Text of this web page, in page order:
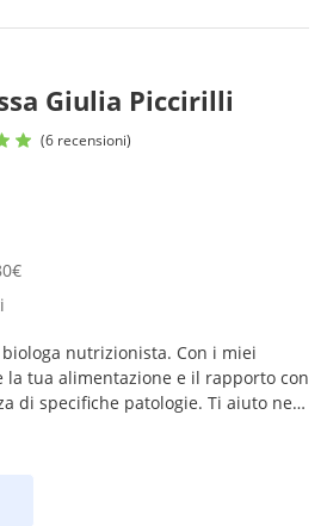
Giulia Piccirilli
(6 recensioni)
nutrizionista. Con i miei
tua alimentazione e il rapporto con
di specifiche patologie. Ti aiuto nel